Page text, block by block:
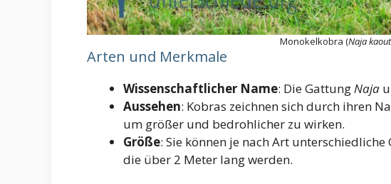
Monokelkobra (Naja
Arten und Merkmale
Wissenschaftlicher Name: Die GattungNaja
Aussehen: Kobras zeichnen sich durch ihren
um größer und bedrohlicher zu wirken.
Größe: Sie können je nach Art
die über 2 Meter lang werden.